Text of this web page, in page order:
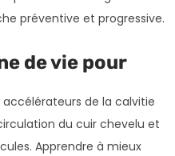
préventive et progressive.
de vie pour
accélérateurs de la calvitie
du cuir chevelu et
Apprendre à mieux